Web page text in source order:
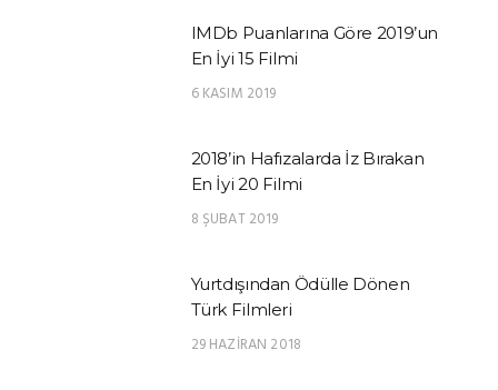
IMDb Puanlarına Göre 2019’un
En İyi 15 Filmi
6 KASIM 2019
2018’in Hafızalarda İz Bırakan
En İyi 20 Filmi
8 ŞUBAT 2019
Yurtdışından Ödülle Dönen
Türk Filmleri
29 HAZIRAN 2018